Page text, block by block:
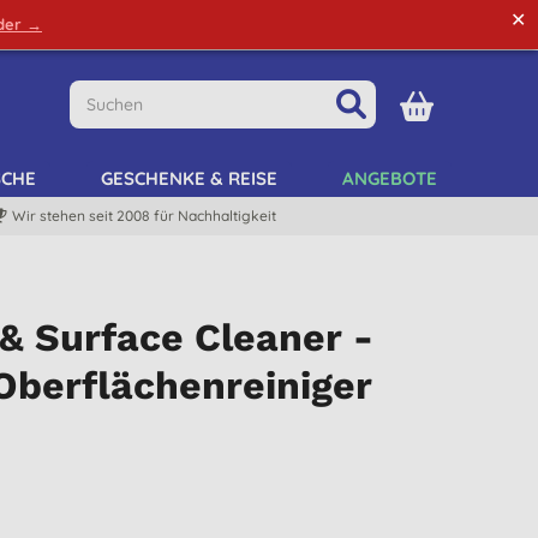
→ ✕
Grüne Tipps
GESCHENKE & REISE ANGEBOTE
Wir stehen seit 2008 für Nachhaltigkeit
Surface Cleaner -